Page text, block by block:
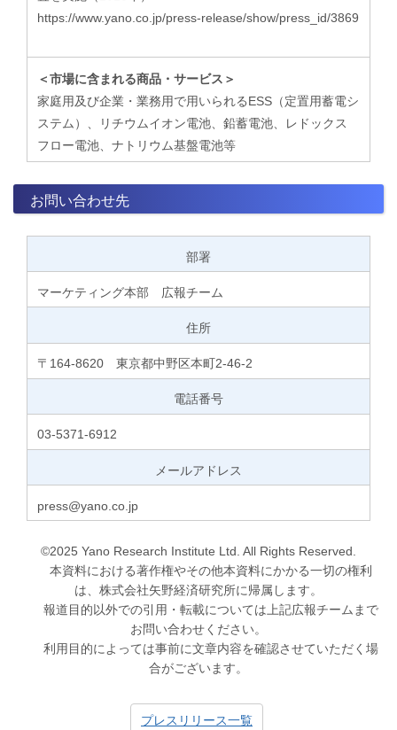
https://www.yano.co.jp/press-release/show/press_id/3869
＜市場に含まれる商品・サービス＞
家庭用及び企業・業務用で用いられるESS（定置用蓄電シ
ステム）、リチウムイオン電池、鉛蓄電池、レドックス
フロー電池、ナトリウム基盤電池等
お問い合わせ先
部署
マーケティング本部 広報チーム
住所
〒164-8620 東京都中野区本町2-46-2
電話番号
03-5371-6912
メールアドレス
press@yano.co.jp
©2025 Yano Research Institute Ltd. All Rights Reserved.
本資料における著作権やその他本資料にかかる一切の権利
は、株式会社矢野経済研究所に帰属します。
報道目的以外での引用・転載については上記広報チームまで
お問い合わせください。
利用目的によっては事前に文章内容を確認させていただく場
合がございます。
プレスリリース一覧